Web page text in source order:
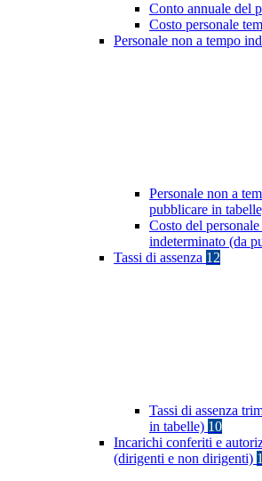
Conto annuale del
Costo personale
Personale non a tempo
Personale non a
pubblicare in
Costo del
indeterminato (da
Tassi di assenza 12
Tassi di assenza
in tabelle) 10
Incarichi conferiti e
(dirigenti e non dirigenti)